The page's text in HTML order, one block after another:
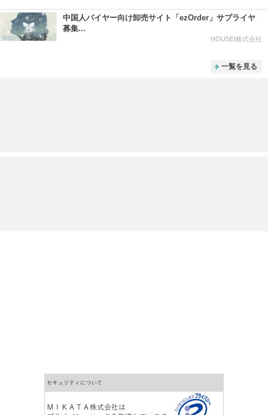
中国人バイヤー向け卸売サイト「ezOrder」サプライヤ
募集...
HOUSEI株式会社
一覧を見る